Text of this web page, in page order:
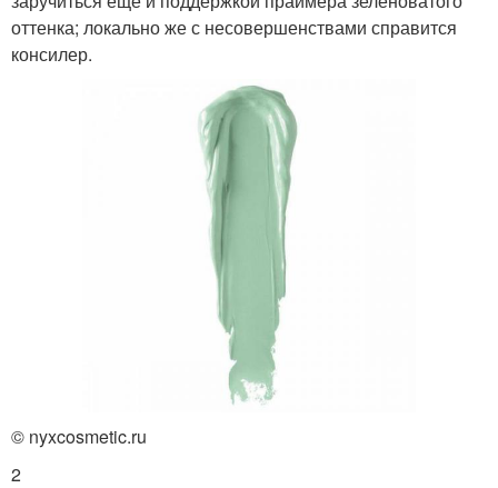
оттенка; локально же с несовершенствами справится
консилер.
© nyxcosmetic.ru
2